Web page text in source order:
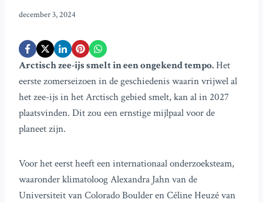
december 3, 2024
Arctisch zee-ijs smelt in een ongekend tempo.Het
eerste zomerseizoen in de geschiedenis waarin vrijwel al
het zee-ijs in het Arctisch gebied smelt, kan al in 2027
plaatsvinden. Dit zou een ernstige mijlpaal voor de
planeet zijn.
Voor het eerst heeft een internationaal onderzoeksteam,
waaronder klimatoloog Alexandra Jahn van de
Universiteit van Colorado Boulder en Céline Heuzé van